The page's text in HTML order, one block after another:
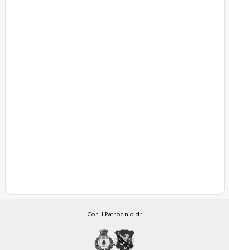
Con il Patrocinio di: